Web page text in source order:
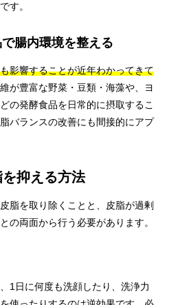
す。
腸内環境を整える
影響することが近年わかってきて
が豊富な野菜・豆類・海藻や、ヨ
の発酵食品を日常的に摂取するこ
バランスの改善にも間接的にアプ
抑える方法
脂を取り除くことと、皮脂が過剰
の両面から行う必要があります。
1日に何度も洗顔したり、洗浄力